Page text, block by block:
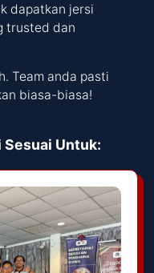
dapatkan jersi
trusted dan
Team anda pasti
biasa-biasa!
Untuk: